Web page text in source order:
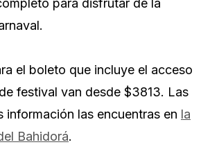
el boleto que incluye el acceso
festival van desde $3813. Las
información las encuentras en la
Bahidorá.